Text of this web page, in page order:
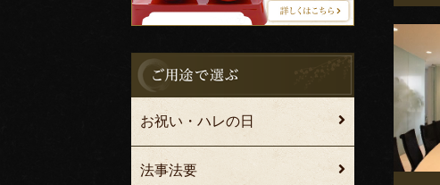
お祝い・ハレの日
法事法要